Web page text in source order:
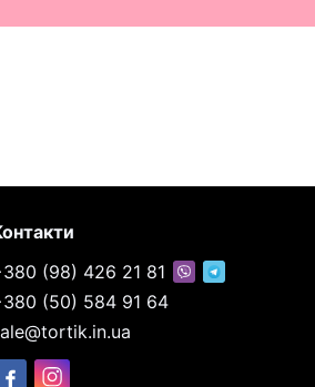
(98) 426 21 81
(50) 584 91 64